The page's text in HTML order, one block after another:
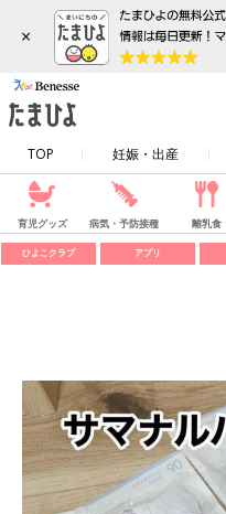
×
TOP 妊娠・出産
育児グッズ 病気・予防接種 離乳食
ひよこクラブ アプリ